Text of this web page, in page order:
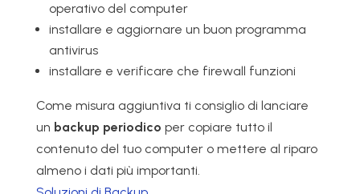
operativo del computer
installare e aggiornare un buon programma
antivirus
installare e verificare che firewall funzioni
Come misura aggiuntiva ti consiglio di lanciare
un backup periodico per copiare tutto il
contenuto del tuo computer o mettere al riparo
almeno i dati più importanti.